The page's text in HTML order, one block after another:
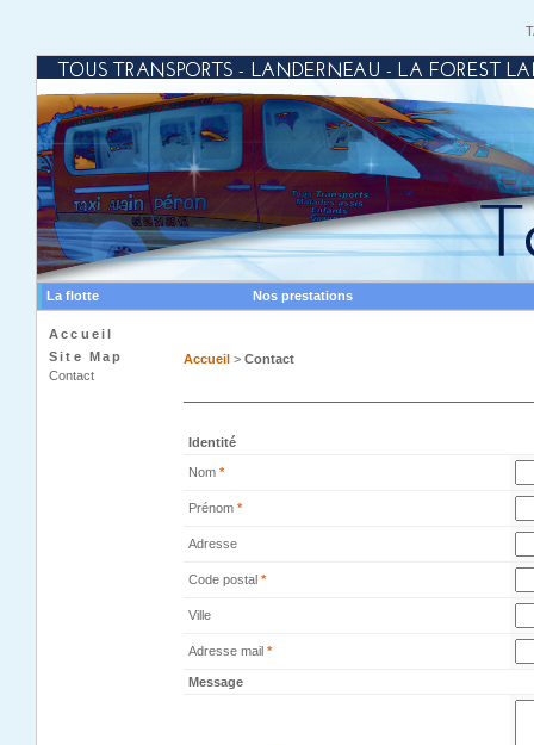
La flotte Nos prestations
Accueil
Site Map
Contact
Accueil > Contact
Identité
Nom *
Prénom *
Adresse
Code postal *
Ville
Adresse mail *
Message